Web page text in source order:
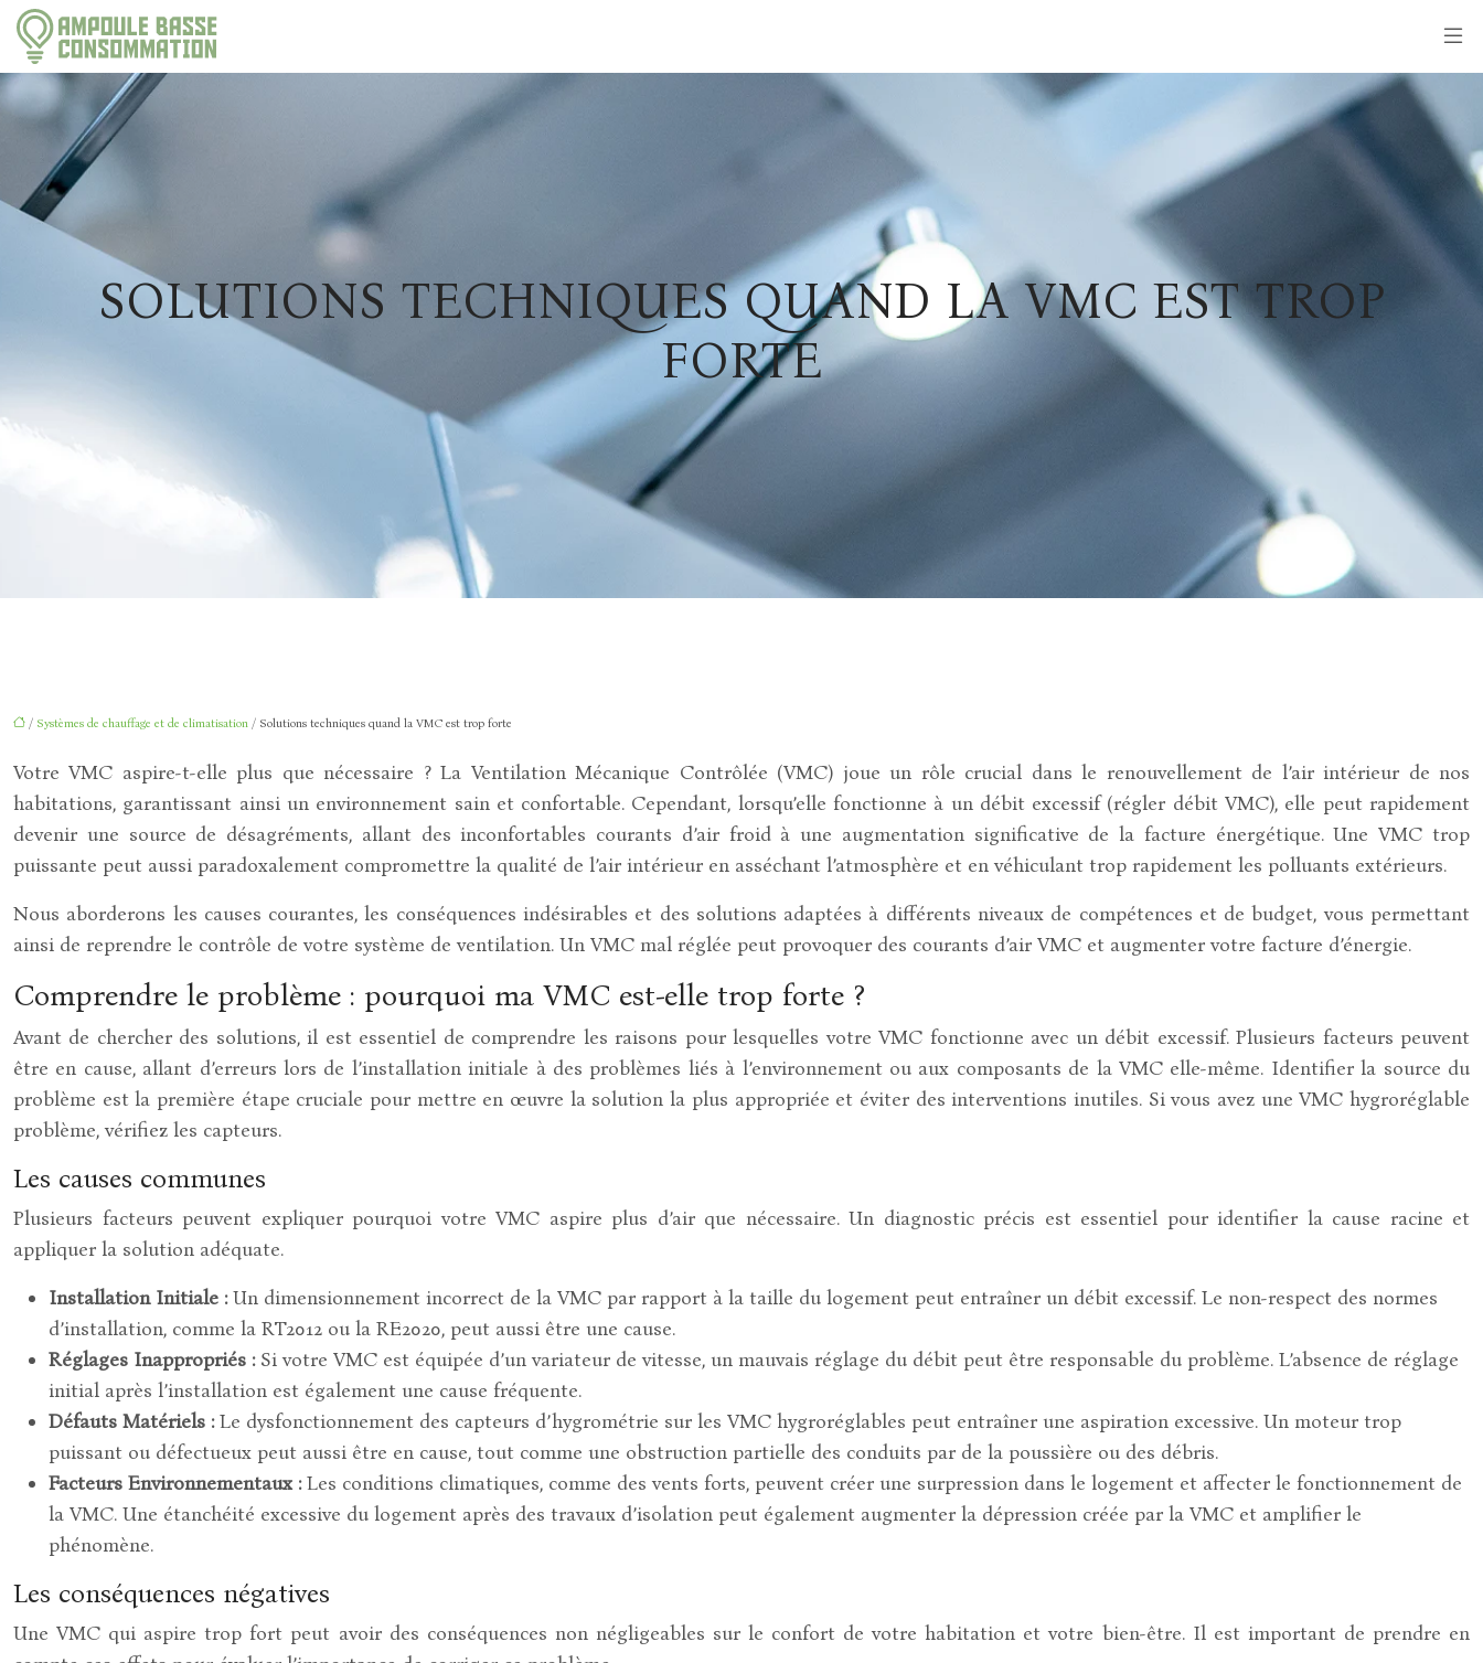
SOLUTIONS TECHNIQUES QUAND LA VMC EST TROP
FORTE
/ Systèmes de chauffage et de climatisation / Solutions techniques quand la VMC est trop forte
Votre VMC aspire-t-elle plus que nécessaire ? La Ventilation Mécanique Contrôlée (VMC) joue un rôle crucial dans le renouvellement de l’air intérieur de nos
habitations, garantissant ainsi un environnement sain et confortable. Cependant, lorsqu’elle fonctionne à un débit excessif (régler débit VMC), elle peut rapidement
devenir une source de désagréments, allant des inconfortables courants d’air froid à une augmentation significative de la facture énergétique. Une VMC trop
puissante peut aussi paradoxalement compromettre la qualité de l’air intérieur en asséchant l’atmosphère et en véhiculant trop rapidement les polluants extérieurs.
Nous aborderons les causes courantes, les conséquences indésirables et des solutions adaptées à différents niveaux de compétences et de budget, vous permettant
ainsi de reprendre le contrôle de votre système de ventilation. Un VMC mal réglée peut provoquer des courants d’air VMC et augmenter votre facture d’énergie.
Comprendre le problème : pourquoi ma VMC est-elle trop forte ?
Avant de chercher des solutions, il est essentiel de comprendre les raisons pour lesquelles votre VMC fonctionne avec un débit excessif. Plusieurs facteurs peuvent
être en cause, allant d’erreurs lors de l’installation initiale à des problèmes liés à l’environnement ou aux composants de la VMC elle-même. Identifier la source du
problème est la première étape cruciale pour mettre en œuvre la solution la plus appropriée et éviter des interventions inutiles. Si vous avez une VMC hygroréglable
problème, vérifiez les capteurs.
Les causes communes
Plusieurs facteurs peuvent expliquer pourquoi votre VMC aspire plus d’air que nécessaire. Un diagnostic précis est essentiel pour identifier la cause racine et
appliquer la solution adéquate.
Installation Initiale :Un dimensionnement incorrect de la VMC par rapport à la taille du logement peut entraîner un débit excessif. Le non-respect des normes
d’installation, comme la RT2012 ou la RE2020, peut aussi être une cause.
Réglages Inappropriés : Si votre VMC est équipée d’un variateur de vitesse, un mauvais réglage du débit peut être responsable du problème. L’absence de réglage
initial après l’installation est également une cause fréquente.
Défauts Matériels :Le dysfonctionnement des capteurs d’hygrométrie sur les VMC hygroréglables peut entraîner une aspiration excessive. Un moteur trop
puissant ou défectueux peut aussi être en cause, tout comme une obstruction partielle des conduits par de la poussière ou des débris.
Facteurs Environnementaux :Les conditions climatiques, comme des vents forts, peuvent créer une surpression dans le logement et affecter le fonctionnement de
la VMC. Une étanchéité excessive du logement après des travaux d’isolation peut également augmenter la dépression créée par la VMC et amplifier le
phénomène.
Les conséquences négatives
Une VMC qui aspire trop fort peut avoir des conséquences non négligeables sur le confort de votre habitation et votre bien-être. Il est important de prendre en